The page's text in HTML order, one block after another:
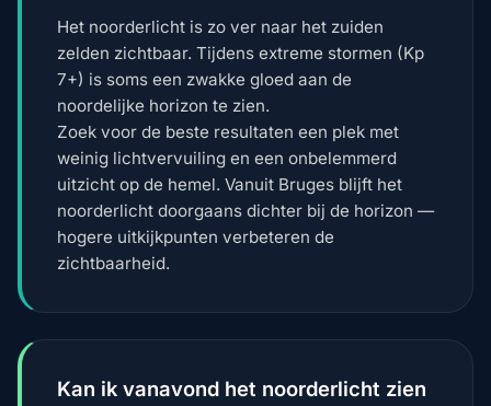
Het noorderlicht is zo ver naar het zuiden
zelden zichtbaar. Tijdens extreme stormen (Kp
7+) is soms een zwakke gloed aan de
noordelijke horizon te zien.
Zoek voor de beste resultaten een plek met
weinig lichtvervuiling en een onbelemmerd
uitzicht op de hemel. Vanuit Bruges blijft het
noorderlicht doorgaans dichter bij de horizon —
hogere uitkijkpunten verbeteren de
zichtbaarheid.
Kan ik vanavond het noorderlicht zien